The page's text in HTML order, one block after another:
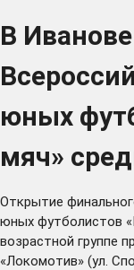
В
юных
мяч»
Открытие
юных футболистов
возрастной группе
«Локомотив» (ул.